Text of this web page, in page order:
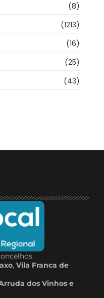
(8)
(1213)
(16)
(25)
(43)
, Vila Franca de
dos Vinhos e